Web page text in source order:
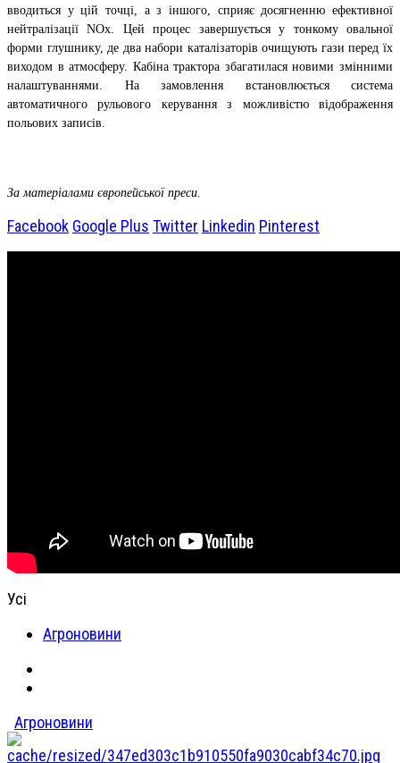
вводиться у цій точці, а з іншого, сприяє досягненню ефективної
нейтралізації NOx. Цей процес завершується у тонкому овальної
форми глушнику, де два набори каталізаторів очищують гази перед їх
виходом в атмосферу. Кабіна трактора збагатилася новими змінними
налаштуваннями. На замовлення встановлюється система
автоматичного рульового керування з можливістю відображення
польових записів.
За матеріалами європейської преси.
Facebook Google Plus Twitter Linkedin Pinterest
Усі
Агроновини
Агроновини